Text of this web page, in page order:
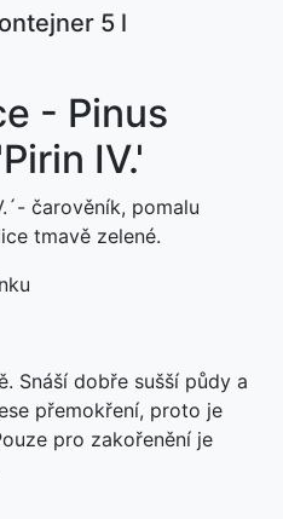
5 l
- Pinus
IV.'
čarověník, pomalu
tmavě zelené.
Snáší dobře sušší půdy a
přemokření, proto je
pro zakořenění je